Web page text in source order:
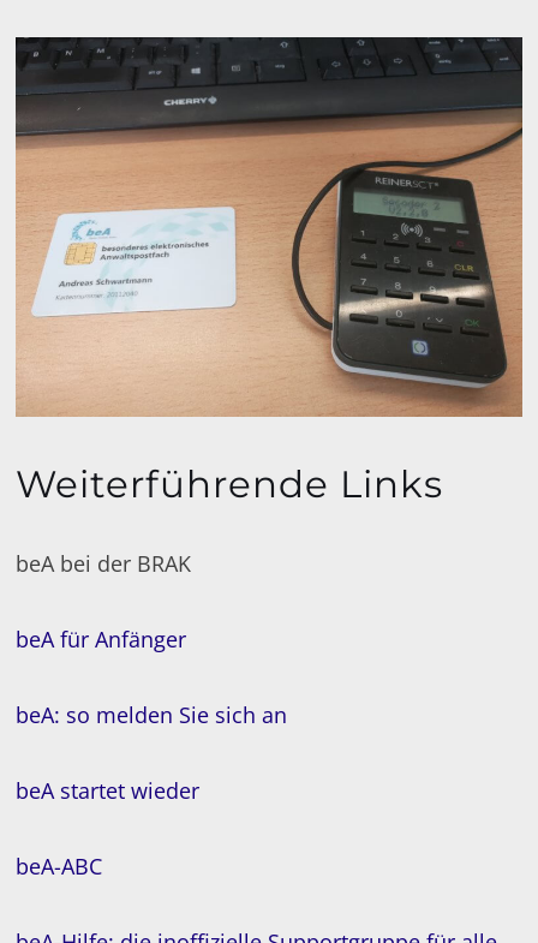
Weiterführende Links
beA bei der BRAK
beA für Anfänger
beA: so melden Sie sich an
beA startet wieder
beA-ABC